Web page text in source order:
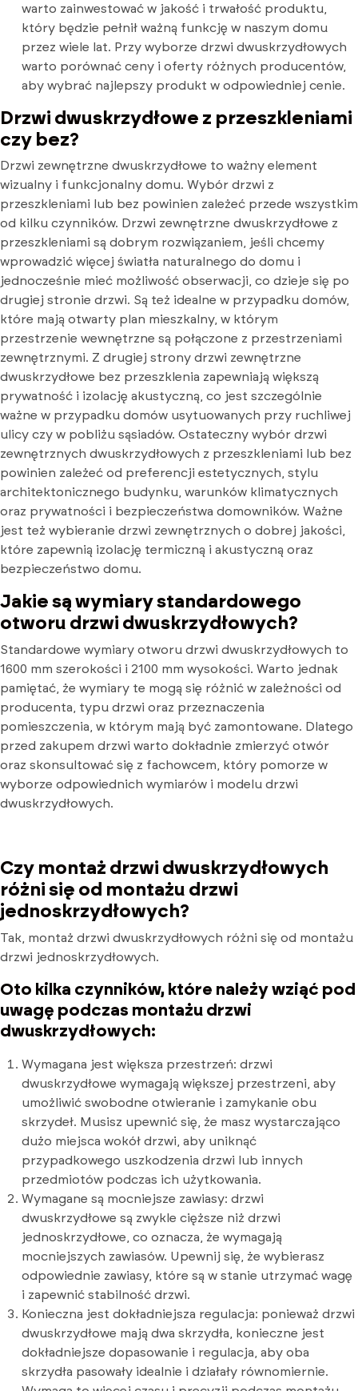
warto zainwestować w jakość i trwałość produktu,
który będzie pełnił ważną funkcję w naszym domu
przez wiele lat. Przy wyborze drzwi dwuskrzydłowych
warto porównać ceny i oferty różnych producentów,
aby wybrać najlepszy produkt w odpowiedniej cenie.
Drzwi dwuskrzydłowe z przeszkleniami
czy bez?
Drzwi zewnętrzne dwuskrzydłowe to ważny element
wizualny i funkcjonalny domu. Wybór drzwi z
przeszkleniami lub bez powinien zależeć przede wszystkim
od kilku czynników. Drzwi zewnętrzne dwuskrzydłowe z
przeszkleniami są dobrym rozwiązaniem, jeśli chcemy
wprowadzić więcej światła naturalnego do domu i
jednocześnie mieć możliwość obserwacji, co dzieje się po
drugiej stronie drzwi. Są też idealne w przypadku domów,
które mają otwarty plan mieszkalny, w którym
przestrzenie wewnętrzne są połączone z przestrzeniami
zewnętrznymi. Z drugiej strony drzwi zewnętrzne
dwuskrzydłowe bez przeszklenia zapewniają większą
prywatność i izolację akustyczną, co jest szczególnie
ważne w przypadku domów usytuowanych przy ruchliwej
ulicy czy w pobliżu sąsiadów. Ostateczny wybór drzwi
zewnętrznych dwuskrzydłowych z przeszkleniami lub bez
powinien zależeć od preferencji estetycznych, stylu
architektonicznego budynku, warunków klimatycznych
oraz prywatności i bezpieczeństwa domowników. Ważne
jest też wybieranie drzwi zewnętrznych o dobrej jakości,
które zapewnią izolację termiczną i akustyczną oraz
bezpieczeństwo domu.
Jakie są wymiary standardowego
otworu drzwi dwuskrzydłowych?
Standardowe wymiary otworu drzwi dwuskrzydłowych to
1600 mm szerokości i 2100 mm wysokości. Warto jednak
pamiętać, że wymiary te mogą się różnić w zależności od
producenta, typu drzwi oraz przeznaczenia
pomieszczenia, w którym mają być zamontowane. Dlatego
przed zakupem drzwi warto dokładnie zmierzyć otwór
oraz skonsultować się z fachowcem, który pomorze w
wyborze odpowiednich wymiarów i modelu drzwi
dwuskrzydłowych.
Czy montaż drzwi dwuskrzydłowych
różni się od montażu drzwi
jednoskrzydłowych?
Tak, montaż drzwi dwuskrzydłowych różni się od montażu
drzwi jednoskrzydłowych.
Oto kilka czynników, które należy wziąć pod
uwagę podczas montażu drzwi
dwuskrzydłowych:
Wymagana jest większa przestrzeń: drzwi
dwuskrzydłowe wymagają większej przestrzeni, aby
umożliwić swobodne otwieranie i zamykanie obu
skrzydeł. Musisz upewnić się, że masz wystarczająco
dużo miejsca wokół drzwi, aby uniknąć
przypadkowego uszkodzenia drzwi lub innych
przedmiotów podczas ich użytkowania.
Wymagane są mocniejsze zawiasy: drzwi
dwuskrzydłowe są zwykle cięższe niż drzwi
jednoskrzydłowe, co oznacza, że ​​wymagają
mocniejszych zawiasów. Upewnij się, że wybierasz
odpowiednie zawiasy, które są w stanie utrzymać wagę
i zapewnić stabilność drzwi.
Konieczna jest dokładniejsza regulacja: ponieważ drzwi
dwuskrzydłowe mają dwa skrzydła, konieczne jest
dokładniejsze dopasowanie i regulacja, aby oba
skrzydła pasowały idealnie i działały równomiernie.